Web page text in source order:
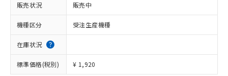
販売状況 販売中
機種区分 受注生産機種
在庫状況
標準価格(税別) ¥ 1,920